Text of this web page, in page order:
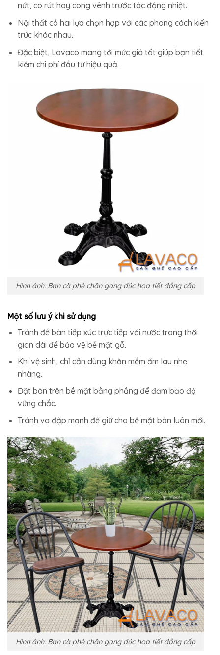
nứt, co rút hay cong vênh trước tác động nhiệt.
Nội thất có hai lựa chọn hợp với các phong cách kiến
trúc khác nhau.
Đặc biệt, Lavaco mang tới mức giá tốt giúp bạn tiết
kiệm chi phí đầu tư hiệu quả.
Hình ảnh: Bàn cà phê chân gang đúc họa tiết đẳng cấp
Một số lưu ý khi sử dụng
Tránh để bàn tiếp xúc trực tiếp với nước trong thời
gian dài để bảo vệ bề mặt gỗ.
Khi vệ sinh, chỉ cần dùng khăn mềm ẩm lau nhẹ
nhàng.
Đặt bàn trên bề mặt bằng phẳng để đảm bảo độ
vững chắc.
Tránh va đập mạnh để giữ cho bề mặt bàn luôn mới.
Hình ảnh: Bàn cà phê chân gang đúc họa tiết đẳng cấp